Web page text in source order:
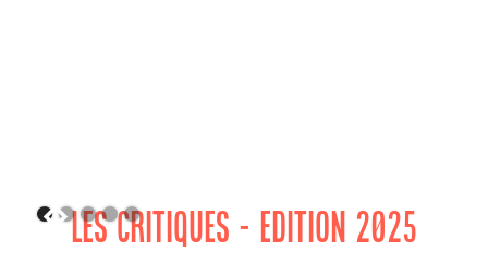
LES CRITIQUES - EDITION 2025